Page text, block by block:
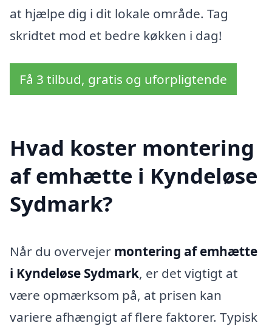
at hjælpe dig i dit lokale område. Tag
skridtet mod et bedre køkken i dag!
Få 3 tilbud, gratis og uforpligtende
Hvad koster montering
af emhætte i Kyndeløse
Sydmark?
Når du overvejer montering af emhætte
i Kyndeløse Sydmark, er det vigtigt at
være opmærksom på, at prisen kan
variere afhængigt af flere faktorer. Typisk